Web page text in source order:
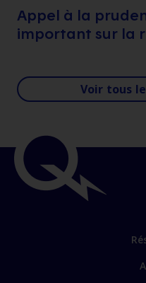
Appel à la
important sur la
Voir tous